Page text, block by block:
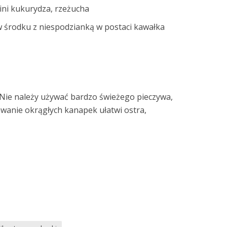
kukurydza, rzeżucha
z niespodzianką w postaci kawałka
należy używać bardzo świeżego pieczywa,
okrągłych kanapek ułatwi ostra,